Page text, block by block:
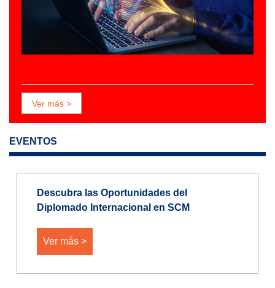
Ver más >
EVENTOS
Descubra las Oportunidades del
Diplomado Internacional en SCM
Ver más >